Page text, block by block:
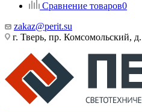
Сравнение товаров0
zakaz@perit.su
г. Тверь, пр. Комсомольский,